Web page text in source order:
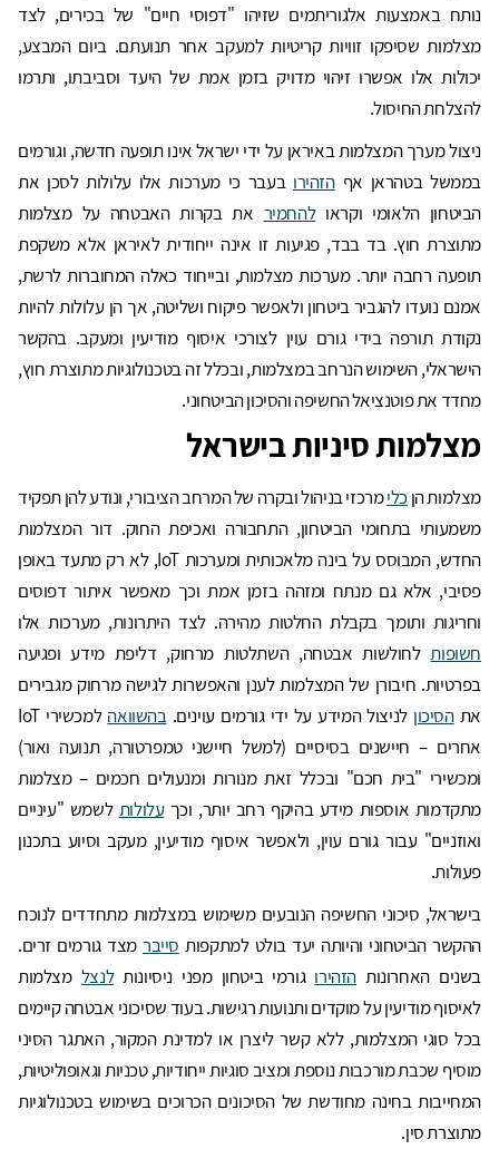
נותח באמצעות אלגוריתמים שזיהו "דפוסי חיים" של בכירים, לצד
מצלמות שסיפקו זוויות קריטיות למעקב אחר תנועתם. ביום המבצע,
יכולות אלו אפשרו זיהוי מדויק בזמן אמת של היעד וסביבתו, ותרמו
להצלחת החיסול.
ניצול מערך המצלמות באיראן על ידי ישראל אינו תופעה חדשה, וגורמים
בממשל בטהראן אףהזהירו בעבר כי מערכות אלו עלולות לסכן את
הביטחון הלאומי וקראולהחמיר את בקרות האבטחה על מצלמות
מתוצרת חוץ. בד בבד, פגיעות זו אינה ייחודית לאיראן אלא משקפת
תופעה רחבה יותר. מערכות מצלמות, ובייחוד כאלה המחוברות לרשת,
אמנם נועדו להגביר ביטחון ולאפשר פיקוח ושליטה, אך הן עלולות להיות
נקודת תורפה בידי גורם עוין לצורכי איסוף מודיעין ומעקב. בהקשר
הישראלי, השימוש הנרחב במצלמות, ובכלל זה בטכנולוגיות מתוצרת חוץ,
מחדד את פוטנציאל החשיפה והסיכון הביטחוני.
מצלמות סיניות בישראל
מצלמות הן כלימרכזי בניהול ובקרה של המרחב הציבורי, ונודע להן תפקיד
משמעותי בתחומי הביטחון, התחבורה ואכיפת החוק. דור המצלמות
החדש, המבוסס על בינה מלאכותית ומערכות IoT, לא רק מתעד באופן
פסיבי, אלא גם מנתח ומזהה בזמן אמת וכך מאפשר איתור דפוסים
וחריגות ותומך בקבלת החלטות מהירה. לצד היתרונות, מערכות אלו
חשופותלחולשות אבטחה, השתלטות מרחוק, דליפת מידע ופגיעה
בפרטיות. חיבורן של המצלמות לענן והאפשרות לגישה מרחוק מגבירים
אתהסיכון לניצול המידע על ידי גורמים עוינים.בהשוואה
למכשירי IoT
אחרים – חיישנים בסיסיים (למשל חיישני טמפרטורה, תנועה ואור)
ומכשירי "בית חכם" ובכלל זאת מנורות ומנעולים חכמים – מצלמות
מתקדמות אוספות מידע בהיקף רחב יותר, וכךעלולות לשמש "עיניים
ואוזניים" עבור גורם עוין, ולאפשר איסוף מודיעין, מעקב וסיוע בתכנון
פעולות.
בישראל, סיכוני החשיפה הנובעים משימוש במצלמות מתחדדים לנוכח
ההקשר הביטחוני והיותה יעד בולט למתקפות סייבר מצד גורמים זרים.
בשנים האחרונות הזהירו גורמי ביטחון מפני ניסיונותלנצל מצלמות
לאיסוף מודיעין על מוקדים ותנועות רגישות. בעוד שסיכוני אבטחה קיימים
בכל סוגי המצלמות, ללא קשר ליצרן או למדינת המקור, האתגר הסיני
מוסיף שכבת מורכבות נוספת ומציב סוגיות ייחודיות, טכניות וגאופוליטיות,
המחייבות בחינה מחודשת של הסיכונים הכרוכים בשימוש בטכנולוגיות
מתוצרת סין.